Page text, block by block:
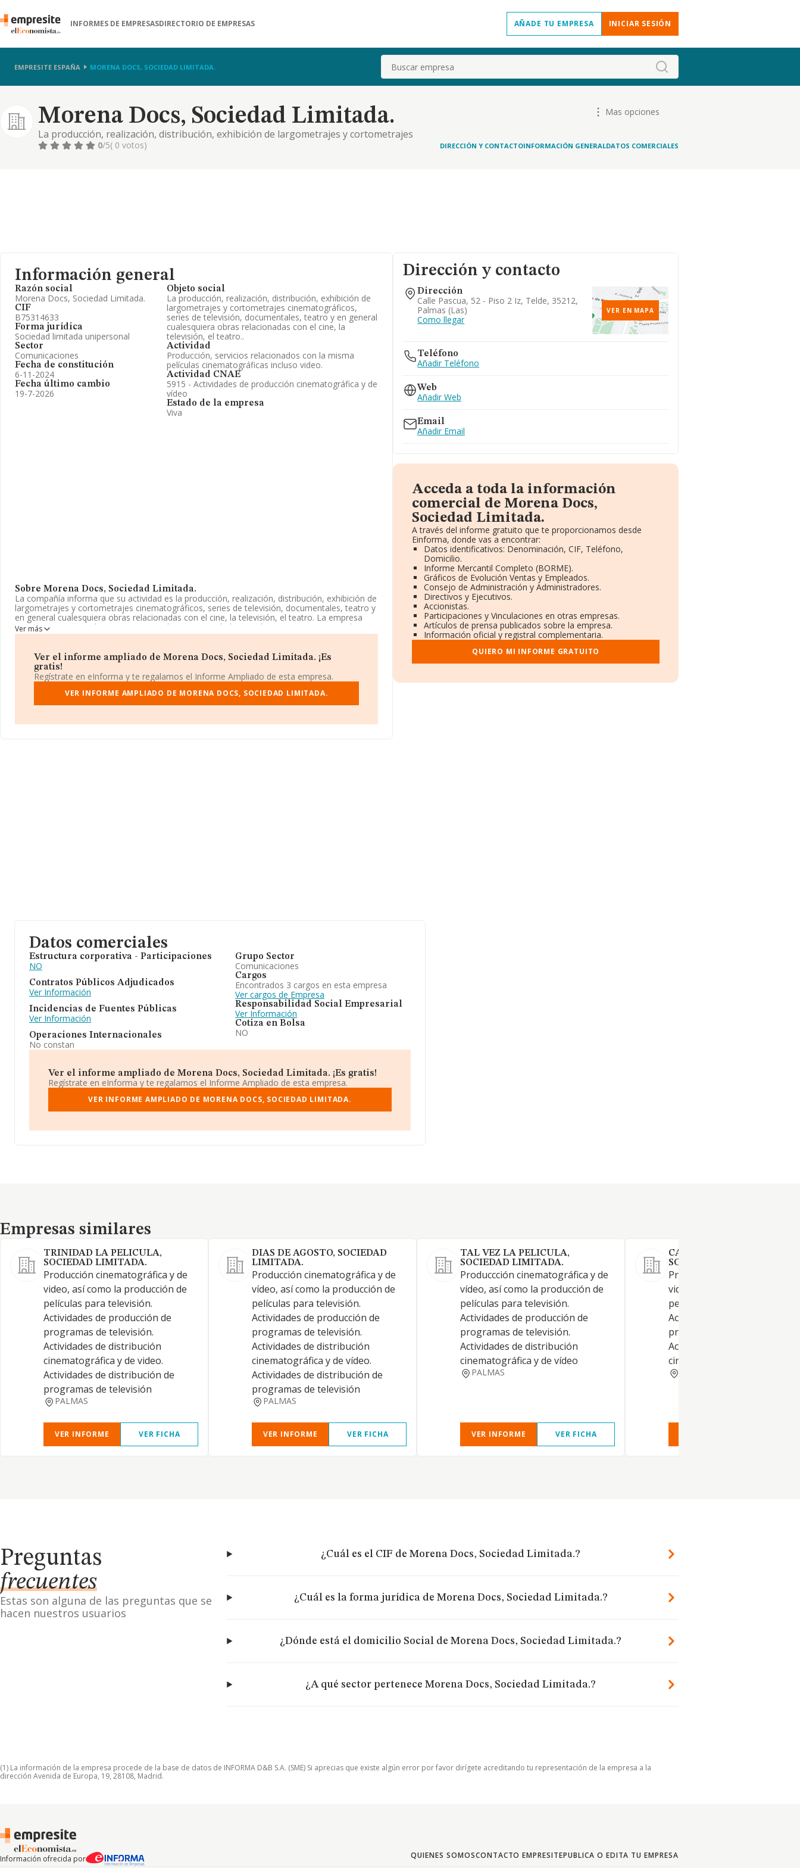
INFORMES DE EMPRESASDIRECTORIO DE EMPRESAS AÑADE TU EMPRESA INICIAR SESIÓN
EMPRESITE ESPAÑA MORENA DOCS, SOCIEDAD LIMITADA. Buscar
Morena Docs, Sociedad Limitada.
La producción, realización, distribución, exhibición de largometrajes y cortometrajes
cinematográficos, series de televisión, documentales, teatro y en general cualesquiera obras
Mas opciones
0/5( 0 votos) DIRECCIÓN Y CONTACTOINFORMACIÓN GENERALDATOS COMERCIALES
Información general
Razón social
Morena Docs, Sociedad Limitada.
CIF
B75314633
Forma jurídica
Sociedad limitada unipersonal
Sector
Comunicaciones
Fecha de constitución
6-11-2024
Fecha último cambio
19-7-2026
Objeto social
La producción, realización, distribución, exhibición de
largometrajes y cortometrajes cinematográficos,
series de televisión, documentales, teatro y en general
cualesquiera obras relacionadas con el cine, la
televisión, el teatro..
Actividad
Producción, servicios relacionados con la misma
películas cinematográficas incluso video.
Actividad CNAE
5915 - Actividades de producción cinematográfica y de
vídeo
Estado de la empresa
Viva
Sobre Morena Docs, Sociedad Limitada.
La compañía informa que su actividad es la producción, realización, distribución, exhibición de
largometrajes y cortometrajes cinematográficos, series de televisión, documentales, teatro y
en general cualesquiera obras relacionadas con el cine, la televisión, el teatro. La empresa
aparece inscrita en el Registro Mercantil como Sociedad Limitada. Su CNAE corresponde a
5915 con código 'Actividades de producción cinematográfica y de vídeo'. La empresa no tiene
La compañía
Morena Docs, Sociedad Limitada
, CIF B75314633, tiene su domicilio social
establecido en Calle Pascua núm. 52 Piso 2 Iz, (35212), en el municipio de Telde, provincia de
Las Palmas, Islas Canarias.
Con los datos a disposición de INFORMA sobre 9.483 empresas pertenecientes al sector, a
compañías es de 278 mil euros de ventas. En cuanto a la información relativa a la provincia de
Ver más
Ver el informe ampliado de Morena Docs, Sociedad Limitada. ¡Es
gratis!
Regístrate en eInforma y te regalamos el Informe Ampliado de esta empresa.
VER INFORME AMPLIADO DE MORENA DOCS, SOCIEDAD LIMITADA.
Dirección y contacto
Dirección
Calle Pascua, 52 - Piso 2 Iz, Telde, 35212,
Palmas (las)
Como llegar
VER EN MAPA
Teléfono
Añadir Teléfono
Web
Añadir Web
Email
Añadir Email
Acceda a toda la información
comercial de Morena Docs,
Sociedad Limitada.
A través del informe gratuito que te proporcionamos desde
Einforma, donde vas a encontrar:
Datos identificativos: Denominación, CIF, Teléfono,
Domicilio.
Informe Mercantil Completo (BORME).
Gráficos de Evolución Ventas y Empleados.
Consejo de Administración y Administradores.
Directivos y Ejecutivos.
Accionistas.
Participaciones y Vinculaciones en otras empresas.
Artículos de prensa publicados sobre la empresa.
Información oficial y registral complementaria.
QUIERO MI INFORME GRATUITO
Datos comerciales
Estructura corporativa - Participaciones
NO
Contratos Públicos Adjudicados
Ver Información
Incidencias de Fuentes Públicas
Ver Información
Operaciones Internacionales
No constan
Grupo Sector
Comunicaciones
Cargos
Encontrados 3 cargos en esta empresa
Ver cargos de Empresa
Responsabilidad Social Empresarial
Ver Información
Cotiza en Bolsa
NO
Ver el informe ampliado de Morena Docs, Sociedad Limitada. ¡Es gratis!
Regístrate en eInforma y te regalamos el Informe Ampliado de esta empresa.
VER INFORME AMPLIADO DE MORENA DOCS, SOCIEDAD LIMITADA.
Empresas similares
Empresas similares
TRINIDAD LA PELICULA,
SOCIEDAD LIMITADA.
Producción cinematográfica y de
video, así como la producción de
películas para televisión.
Actividades de producción de
programas de televisión.
Actividades de distribución
cinematográfica y de video.
Actividades de distribución de
programas de televisión
PALMAS
VER INFORME VER FICHA
DIAS DE AGOSTO, SOCIEDAD
LIMITADA.
Producción cinematográfica y de
vídeo, así como la producción de
películas para televisión.
Actividades de producción de
programas de televisión.
Actividades de distribución
cinematográfica y de vídeo.
Actividades de distribución de
programas de televisión
PALMAS
VER INFORME VER FICHA
TAL VEZ LA PELICULA,
SOCIEDAD LIMITADA.
Produccción cinematográfica y de
vídeo, así como la producción de
películas para televisión.
Actividades de producción de
programas de televisión.
Actividades de distribución
cinematográfica y de vídeo
PALMAS
VER INFORME VER FICHA
CATHEDRALE LA
SOCIEDAD LIMITADA.
Producción cinematográfica
video, así como la
películas para televisión.
Actividades de producción de
programas de televisión.
Actividades de distribución
cinematográfica y de video
Preguntas
frecuentes
Estas son alguna de las preguntas que se
hacen nuestros usuarios
¿Cuál es el CIF de Morena Docs, Sociedad Limitada.?
¿Cuál es la forma jurídica de Morena Docs, Sociedad Limitada.?
¿Dónde está el domicilio Social de Morena Docs, Sociedad Limitada.?
¿A qué sector pertenece Morena Docs, Sociedad Limitada.?
(1) La información de la empresa procede de la base de datos de INFORMA D&B S.A. (SME) Si aprecias que existe algún error por favor dirígete acreditando tu representación de la empresa a la
dirección Avenida de Europa, 19, 28108, Madrid.
Información ofrecida por QUIENES SOMOSCONTACTO EMPRESITEPUBLICA O EDITA TU EMPRESA